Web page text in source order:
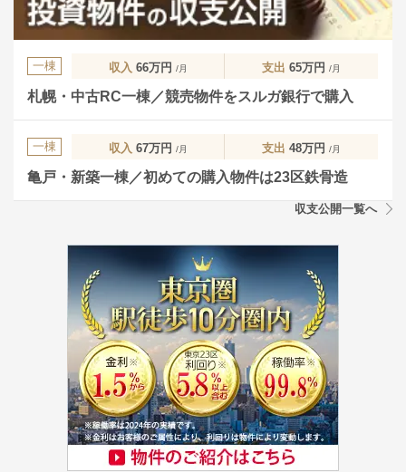
一棟 収入 66万円 /月 支出 65万円 /月
札幌・中古RC一棟／競売物件をスルガ銀行で購入
一棟 収入 67万円 /月 支出 48万円 /月
亀戸・新築一棟／初めての購入物件は23区鉄骨造
収支公開一覧へ